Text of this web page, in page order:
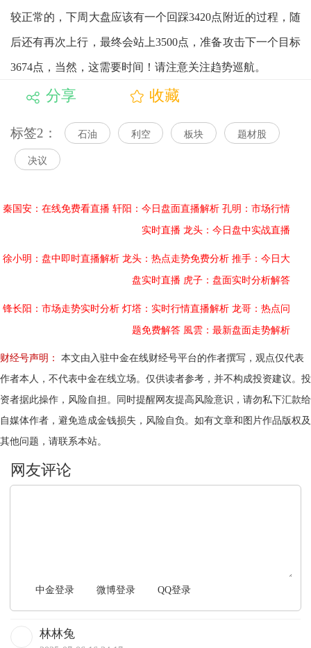
较正常的，下周大盘应该有一个回踩3420点附近的过程，随
后还有再次上行，最终会站上3500点，准备攻击下一个目标
3674点，当然，这需要时间！请注意关注趋势巡航。
分享 收藏
标签2： 石油 利空 板块 题材股
决议
秦国安：在线免费看直播 轩阳：今日盘面直播解析 孔明：市场行情
实时直播 龙头：今日盘中实战直播
徐小明：盘中即时直播解析 龙头：热点走势免费分析 推手：今日大
盘实时直播 虎子：盘面实时分析解答
锋长阳：市场走势实时分析 灯塔：实时行情直播解析 龙哥：热点问
题免费解答 風雲：最新盘面走势解析
财经号声明：
本文由入驻中金在线财经号平台的作者撰写，观点仅代表
作者本人，不代表中金在线立场。仅供读者参考，并不构成投资建议。投
资者据此操作，风险自担。同时提醒网友提高风险意识，请勿私下汇款给
自媒体作者，避免造成金钱损失，风险自负。如有文章和图片作品版权及
其他问题，请联系本站。
中金登录 微博登录 QQ登录
林林兔